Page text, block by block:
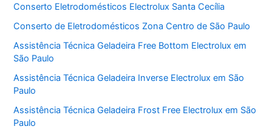
Conserto Eletrodomésticos Electrolux Santa Cecília
Conserto de Eletrodomésticos Zona Centro de São Paulo
Assistência Técnica Geladeira Free Bottom Electrolux em
São Paulo
Assistência Técnica Geladeira Inverse Electrolux em São
Paulo
Assistência Técnica Geladeira Frost Free Electrolux em São
Paulo